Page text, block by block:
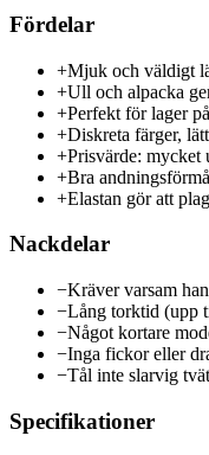
Fördelar
+Mjuk och väldigt
+Ull och alpacka
+Perfekt för lager
+Diskreta färger,
+Prisvärde: mycket
+Bra
+Elastan gör att
Nackdelar
−Kräver varsam
−Lång torktid (upp
−Något kortare
−Inga fickor eller
−Tål inte slarvig
Specifikationer